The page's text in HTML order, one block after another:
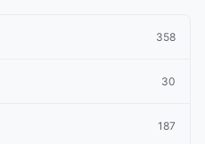
358
30
187